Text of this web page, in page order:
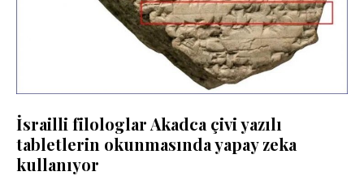
İsrailli filologlar Akadca çivi yazılı
tabletlerin okunmasında yapay zeka
kullanıyor